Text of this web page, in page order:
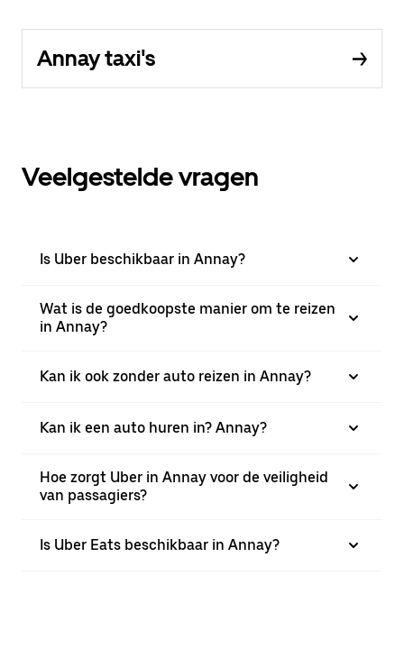
Annay taxi's
Veelgestelde vragen
Is Uber beschikbaar in Annay?
Wat is de goedkoopste manier om te reizen
in Annay?
Kan ik ook zonder auto reizen in Annay?
Kan ik een auto huren in? Annay?
Hoe zorgt Uber in Annay voor de veiligheid
van passagiers?
Is Uber Eats beschikbaar in Annay?